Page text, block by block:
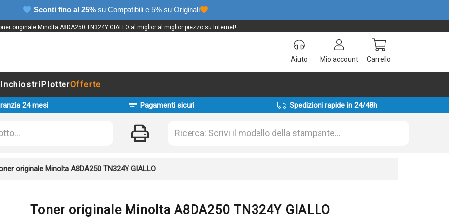
Sconti fino al 25% su Compatibili e 5% su Originali
originale Minolta A8DA250 TN324Y GIALLO al miglior al miglior prezzo su Internet!
Aiuto Mio account Carrello
InchiostriPlotterOfferte
24 mesi Pagamenti sicuri Spedizioni rapide in 24/48h
originale Minolta A8DA250 TN324Y GIALLO
Toner originale Minolta A8DA250 TN324Y GIALLO